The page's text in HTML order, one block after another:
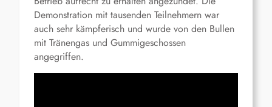
Demonstration mit tausenden Teilnehmern war
auch sehr kämpferisch und wurde von den Bullen
mit Tränengas und Gummigeschossen
angegriffen.